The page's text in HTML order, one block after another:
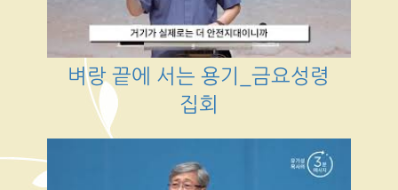
벼랑 끝에 서는 용기_금요성령
집회